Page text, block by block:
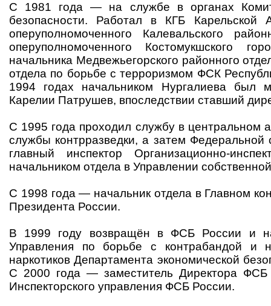
С 1981 года — на службе в органах
безопасности. Работал в КГБ
оперуполномоченного Калевальского
оперуполномоченного Костомукшского
начальника Медвежьегорского районного
отдела по борьбе с терроризмом ФСК
1994 годах начальником Нургалиева был
Карелии Патрушев, впоследствии ставший
С 1995 года проходил службу в центральном
службы контрразведки, а затем Федеральной
главный инспектор Организационно-
начальником отдела в Управлении
С 1998 года — начальник отдела в Главном
Президента России.
В 1999 году возвращён в ФСБ России и
Управления по борьбе с контрабандой и
наркотиков Департамента экономической
С 2000 года — заместитель Директора
Инспекторского управления ФСБ России.